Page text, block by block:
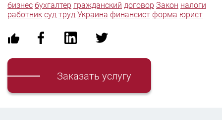
бизнес бухгалтер гражданский договор Закон налоги
работник суд труд Украина финансист форма юрист
Заказать услугу